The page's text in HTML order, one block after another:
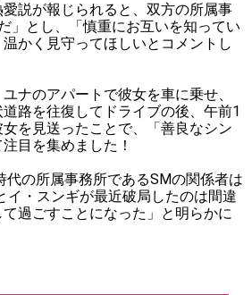
説が報じられると、双方の所属事
」とし、「慎重にお互いを知ってい
かく見守ってほしいとコメントし
ナのアパートで彼女を車に乗せ、
路を往復してドライブの後、午前1
を見送ったことで、「善良なシン
目を集めました！
代の所属事務所であるSMの関係者は
イ・スンギが最近破局したのは間違
過ごすことになった」と明らかに